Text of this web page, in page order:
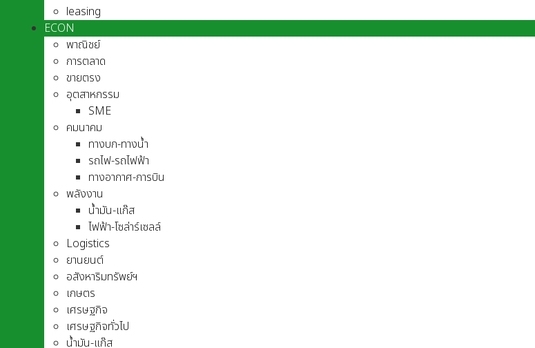
leasing
ECON
พาณิชย์
การตลาด
ขายตรง
อุตสาหกรรม
SME
คมนาคม
ทางบก-ทางน้ำ
รถไฟ-รถไฟฟ้า
ทางอากาศ-การบิน
พลังงาน
น้ำมัน-แก๊ส
ไฟฟ้า-โซล่าร์เซลล์
Logistics
ยานยนต์
อสังหาริมทรัพย์ฯ
เกษตร
เศรษฐกิจ
เศรษฐกิจทั่วไป
น้ำมัน-แก๊ส